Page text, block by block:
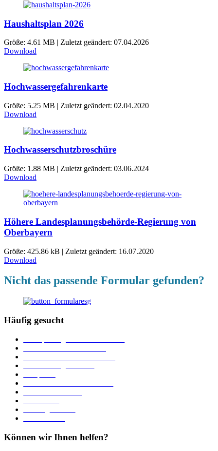
Haushaltsplan 2026
Größe: 4.61 MB | Zuletzt geändert: 07.04.2026
Download
Hochwassergefahrenkarte
Größe: 5.25 MB | Zuletzt geändert: 02.04.2020
Download
Hochwasserschutzbroschüre
Größe: 1.88 MB | Zuletzt geändert: 03.06.2024
Download
Höhere Landesplanungsbehörde-Regierung von
Oberbayern
Größe: 425.86 kB | Zuletzt geändert: 16.07.2020
Download
Nicht das passende Formular gefunden?
Häufig gesucht
Können wir Ihnen helfen?